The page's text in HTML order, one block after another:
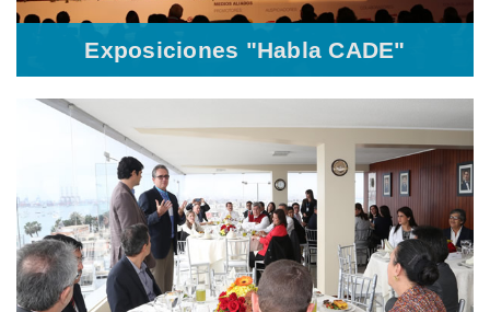
Exposiciones "Habla CADE"
Almuerzo con Rectores
Es el espacio de interacción entre los miembros del Comité CADE
Universitario, IPAE y los rectores y directores de las instituciones
educativas superiores, buscamos estrechar nuestros vínculos,
conocer las perspectivas de los líderes de las instituciones
educativas, con el objetivo de fortalecer el compromiso de los
jóvenes líderes.